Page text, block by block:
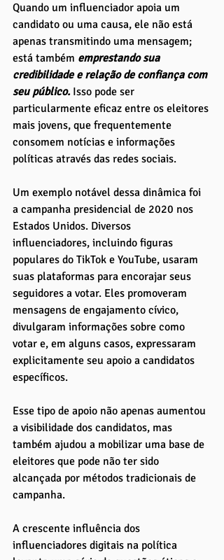
Quando um influenciador apoia um
candidato ou uma causa, ele não está
apenas transmitindo uma mensagem;
está também emprestando sua
credibilidade e relação de confiança com
seu público. Isso pode ser
particularmente eficaz entre os eleitores
mais jovens, que frequentemente
consomem notícias e informações
políticas através das redes sociais.
Um exemplo notável dessa dinâmica foi
a campanha presidencial de 2020 nos
Estados Unidos. Diversos
influenciadores, incluindo figuras
populares do TikTok e YouTube, usaram
suas plataformas para encorajar seus
seguidores a votar. Eles promoveram
mensagens de engajamento cívico,
divulgaram informações sobre como
votar e, em alguns casos, expressaram
explicitamente seu apoio a candidatos
específicos.
Esse tipo de apoio não apenas aumentou
a visibilidade dos candidatos, mas
também ajudou a mobilizar uma base de
eleitores que pode não ter sido
alcançada por métodos tradicionais de
campanha.
A crescente influência dos
influenciadores digitais na política